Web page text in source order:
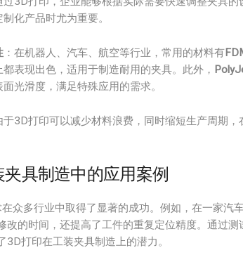
化产品时尤为重要。
：在机器人、汽车、航空等行业，常用的材料有
表现出色，适用于制造耐用的夹具。此外，
光滑度，满足特殊应用的需求。
于3D打印可以减少材料浪费，同时缩短生产周期
具制造中的应用案例
众多行业中取得了显著的成功。例如，在一家汽
改的时间，还提高了工件的重复定位精度。通过
打印在工装夹具制造上的潜力。